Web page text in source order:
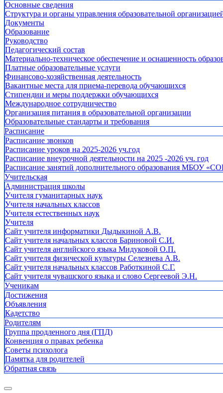
Основные сведения
Структура и органы управления образовательной
Документы
Образование
Руководство
Педагогический состав
Материально-техническое обеспечение и оснащенность
Платные образовательные услуги
Финансово-хозяйственная деятельность
Вакантные места для приема-перевода обучающихся
Стипендии и меры поддержки обучающихся
Международное сотрудничество
Организация питания в образовательной организации
Образовательные стандарты и требования
Расписание
Расписание звонков
Расписание уроков на 2025-2026 уч.год
Расписание внеурочной деятельности на 2025 -2026 уч. год
Расписание занятий дополнительного образования МБОУ
Учительская
Администрация школы
Учителя гуманитарных наук
Учителя начальных классов
Учителя естественных наук
Учителя
Cайт учителя информатики Дыдыкиной А.В.
Сайт учителя начальных классов Бариновой С.И.
Сайт учителя английского языка Мидуковой О.П.
Сайт учителя физической культуры Селезнева А.В.
Сайт учителя начальных классов Работкиной С.Г.
Сайт учителя чувашского языка и слово Сергеевой Э.Н.
Ученикам
Достижения
Объявления
Кадетство
Родителям
Группа продленного дня (ГПД)
Конвенция о правах ребенка
Советы психолога
Памятка для родителей
Обратная связь